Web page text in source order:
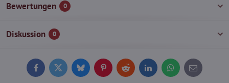
Bewertungen 0
Diskussion 0
FacebookTwitterBlueskyPinterestReddit LinkedInWhatsApp
E-
mail